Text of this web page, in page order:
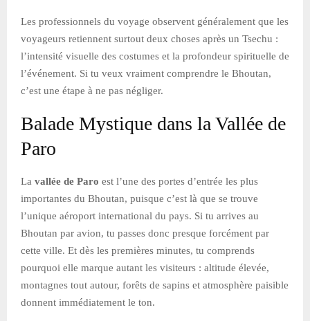
Les professionnels du voyage observent généralement que les
voyageurs retiennent surtout deux choses après un Tsechu :
l’intensité visuelle des costumes et la profondeur spirituelle de
l’événement. Si tu veux vraiment comprendre le Bhoutan,
c’est une étape à ne pas négliger.
Balade Mystique dans la Vallée de
Paro
La vallée de Paro est l’une des portes d’entrée les plus
importantes du Bhoutan, puisque c’est là que se trouve
l’unique aéroport international du pays. Si tu arrives au
Bhoutan par avion, tu passes donc presque forcément par
cette ville. Et dès les premières minutes, tu comprends
pourquoi elle marque autant les visiteurs : altitude élevée,
montagnes tout autour, forêts de sapins et atmosphère paisible
donnent immédiatement le ton.